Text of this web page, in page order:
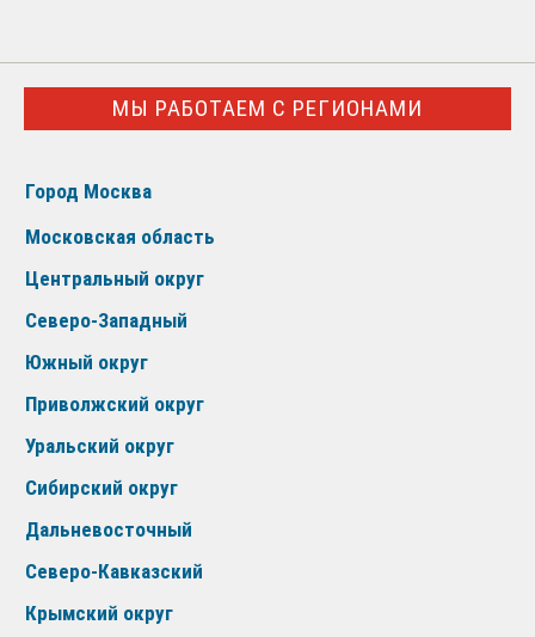
МЫ РАБОТАЕМ С РЕГИОНАМИ
Город Москва
Московская область
Центральный округ
Северо-Западный
Южный округ
Приволжский округ
Уральский округ
Сибирский округ
Дальневосточный
Северо-Кавказский
Крымский округ